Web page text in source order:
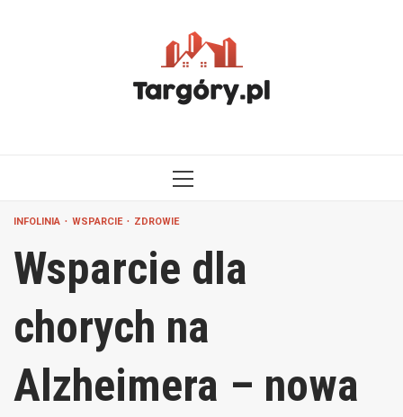
MENU
INFOLINIA WSPARCIE ZDROWIE
Wsparcie dla
chorych na
Alzheimera – nowa